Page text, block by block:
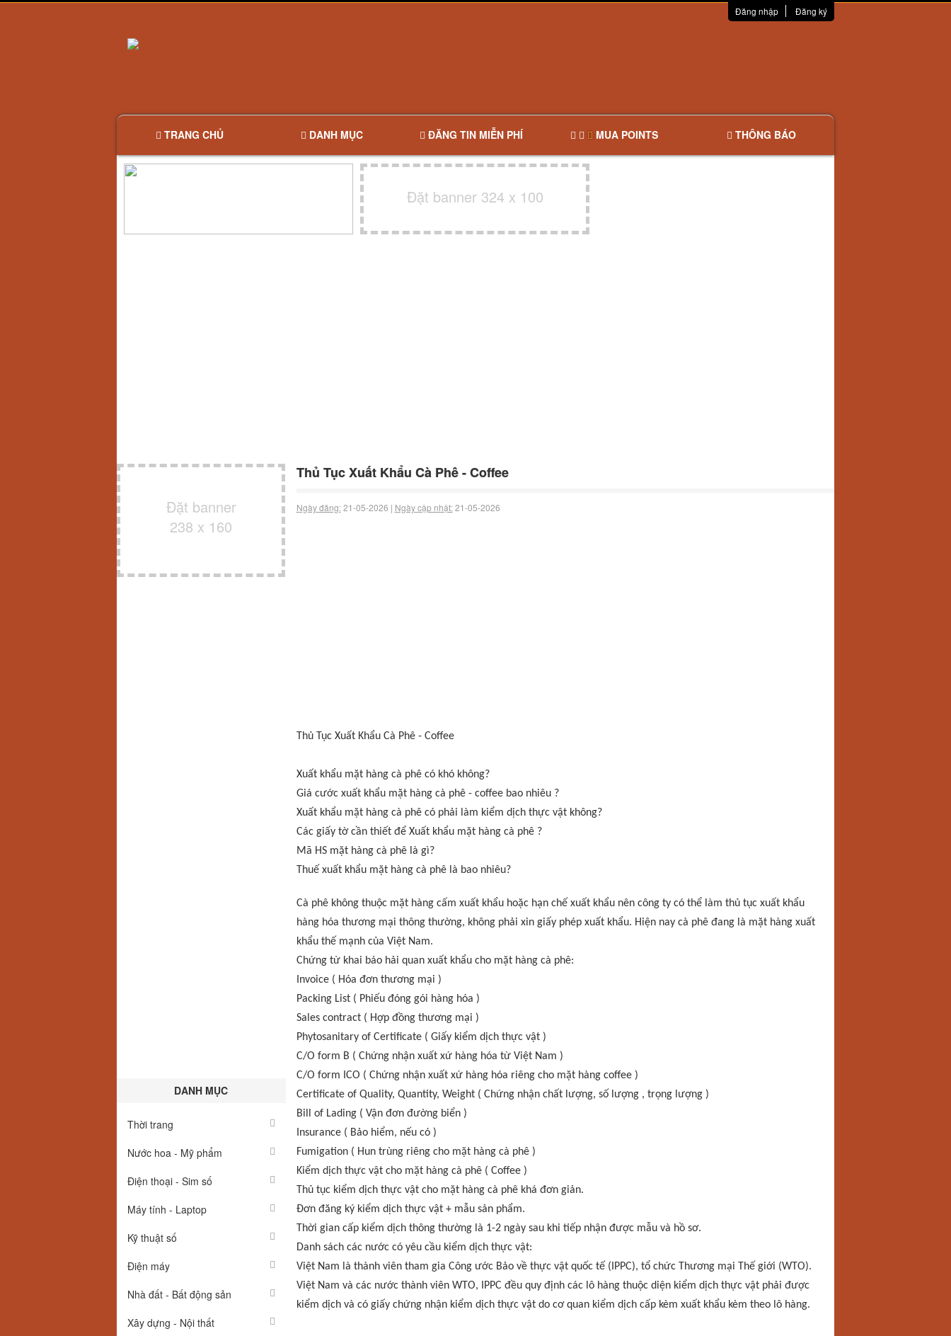
Đăng nhập Đăng ký
TRANG CHỦ DANH MỤC ĐĂNG TIN MIỄN PHÍ MUA POINTS THÔNG BÁO
Đặt banner 324 x 100
Đặt banner
238 x 160
DANH MỤC
Thời trang
Nước hoa - Mỹ phẩm
Điện thoại - Sim số
Máy tính - Laptop
Kỹ thuật số
Điện máy
Nhà đất - Bất động sản
Xây dựng - Nội thất
Thủ Tục Xuất Khẩu Cà Phê - Coffee
Ngày đăng:21-05-2026 | Ngày cập nhật:21-05-2026
Thủ Tục Xuất Khẩu Cà Phê - Coffee
Xuất khẩu mặt hàng cà phê có khó không?
Giá cước xuất khẩu mặt hàng cà phê - coffee bao nhiêu ?
Xuất khẩu mặt hàng cà phê có phải làm kiểm dịch thực vật không?
Các giấy tờ cần thiết để Xuất khẩu mặt hàng cà phê ?
Mã HS mặt hàng cà phê là gì?
Thuế xuất khẩu mặt hàng cà phê là bao nhiêu?
Cà phê không thuộc mặt hàng cấm xuất khẩu hoặc hạn chế xuất khẩu nên công ty có thể làm thủ tục xuất khẩu
hàng hóa thương mại thông thường, không phải xin giấy phép xuất khẩu. Hiện nay cà phê đang là mặt hàng xuất
khẩu thế mạnh của Việt Nam.
Chứng từ khai báo hải quan xuất khẩu cho mặt hàng cà phê:
Invoice ( Hóa đơn thương mại )
Packing List ( Phiếu đóng gói hàng hóa )
Sales contract ( Hợp đồng thương mại )
Phytosanitary of Certificate ( Giấy kiểm dịch thực vật )
C/O form B ( Chứng nhận xuất xứ hàng hóa từ Việt Nam )
C/O form ICO ( Chứng nhận xuất xứ hàng hóa riêng cho mặt hàng coffee )
Certificate of Quality, Quantity, Weight ( Chứng nhận chất lượng, số lượng , trọng lượng )
Bill of Lading ( Vận đơn đường biển )
Insurance ( Bảo hiểm, nếu có )
Fumigation ( Hun trùng riêng cho mặt hàng cà phê )
Kiểm dịch thực vật cho mặt hàng cà phê ( Coffee )
Thủ tục kiểm dịch thực vật cho mặt hàng cà phê khá đơn giản.
Đơn đăng ký kiểm dịch thực vật + mẫu sản phẩm.
Thời gian cấp kiểm dịch thông thường là 1-2 ngày sau khi tiếp nhận được mẫu và hồ sơ.
Danh sách các nước có yêu cầu kiểm dịch thực vật:
Việt Nam là thành viên tham gia Công ước Bảo về thực vật quốc tế (IPPC), tổ chức Thương mại Thế giới (WTO).
Việt Nam và các nước thành viên WTO, IPPC đều quy định các lô hàng thuộc diện kiểm dịch thực vật phải được
kiểm dịch và có giấy chứng nhận kiểm dịch thực vật do cơ quan kiểm dịch cấp kèm xuất khẩu kèm theo lô hàng.